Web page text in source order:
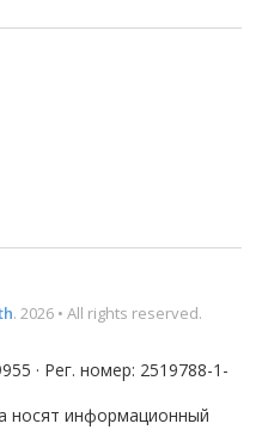
. 2026 • All rights reserved.
· Рег. номер: 2519788-1-
носят информационный